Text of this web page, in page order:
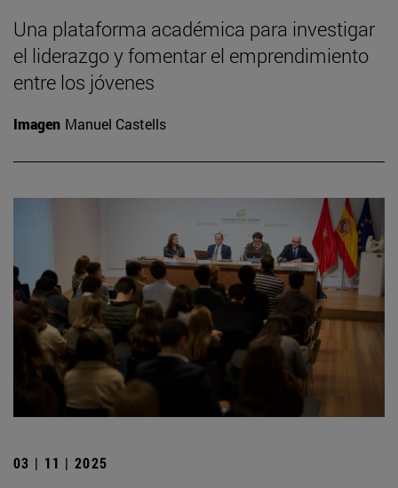
Una plataforma académica para investigar
el liderazgo y fomentar el emprendimiento
entre los jóvenes
Imagen Manuel Castells
03 | 11 | 2025